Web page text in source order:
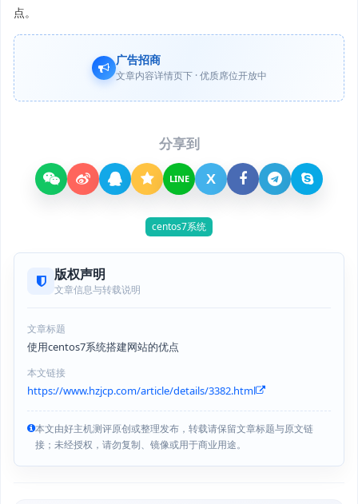
点。
广告招商
文章内容详情页下 · 优质席位开放中
分享到
LINE X
centos7系统
版权声明
文章信息与转载说明
文章标题
使用centos7系统搭建网站的优点
本文链接
https://www.hzjcp.com/article/details/3382.html
本文由好主机测评原创或整理发布，转载请保留文章标题与原文链
接；未经授权，请勿复制、镜像或用于商业用途。